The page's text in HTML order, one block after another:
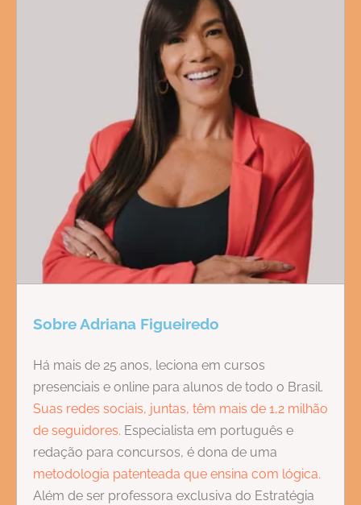
Sobre Adriana Figueiredo
Há mais de 25 anos, leciona em cursos
presenciais e online para alunos de todo o Brasil.
Suas redes sociais, juntas, têm mais de 1,2 milhão
de seguidores. Especialista em português e
redação para concursos, é dona de uma
metodologia patenteada que ensina com lógica.
Além de ser professora exclusiva do Estratégia